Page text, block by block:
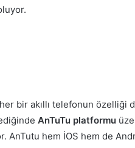
bir akıllı telefonun özelliği
AnTuTu platformu
AnTutu hem İOS hem de